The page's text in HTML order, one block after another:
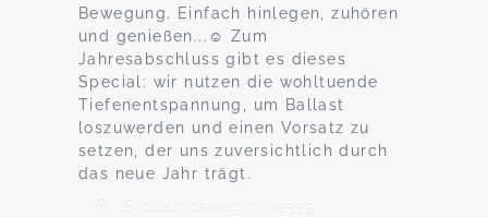
Bewegung. Einfach hinlegen, zuhören
und genießen...☺️ Zum
Jahresabschluss gibt es dieses
Special: wir nutzen die wohltuende
Tiefenentspannung, um Ballast
loszuwerden und einen Vorsatz zu
setzen, der uns zuversichtlich durch
das neue Jahr trägt.
Erdkampsweg 7, 22335